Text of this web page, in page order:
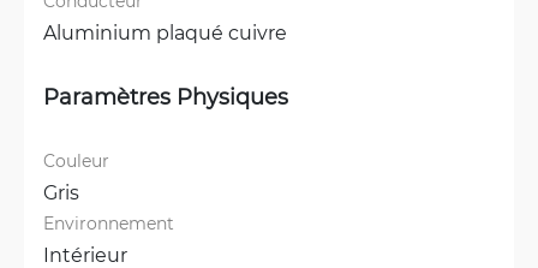
Aluminium plaqué cuivre
Paramètres Physiques
Couleur
Gris
Environnement
Intérieur